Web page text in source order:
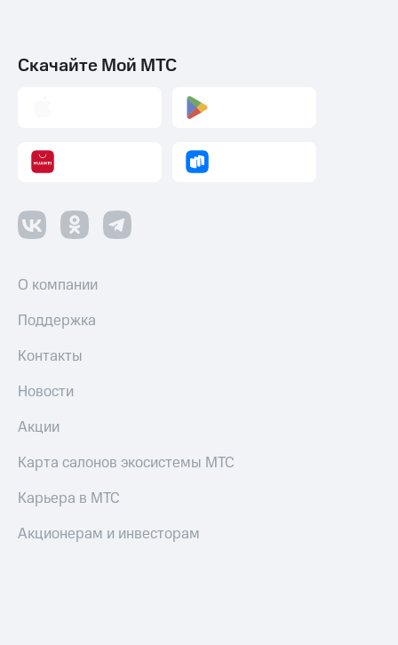
Скачайте Мой МТС
О компании
Поддержка
Контакты
Новости
Акции
Карта салонов экосистемы МТС
Карьера в МТС
Акционерам и инвесторам